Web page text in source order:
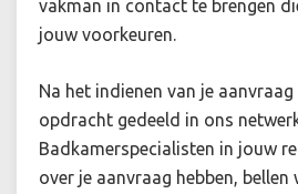
vakman in contact te brengen
jouw voorkeuren.
Na het indienen van je
opdracht gedeeld in ons
Badkamerspecialisten in jouw
over je aanvraag hebben, bellen